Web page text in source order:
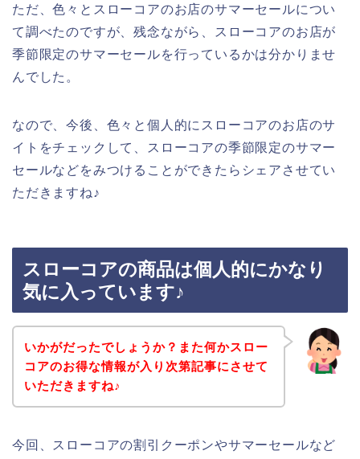
ただ、色々とスローコアのお店のサマーセールについ
て調べたのですが、残念ながら、スローコアのお店が
季節限定のサマーセールを行っているかは分かりませ
んでした。
なので、今後、色々と個人的にスローコアのお店のサ
イトをチェックして、スローコアの季節限定のサマー
セールなどをみつけることができたらシェアさせてい
ただきますね♪
スローコアの商品は個人的にかなり
気に入っています♪
いかがだったでしょうか？また何かスロー
コアのお得な情報が入り次第記事にさせて
いただきますね♪
今回、スローコアの割引クーポンやサマーセールなど